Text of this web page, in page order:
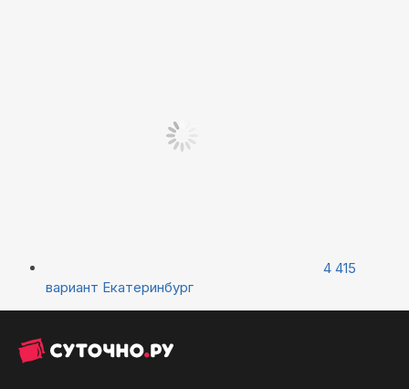
4 415
вариант Екатеринбург